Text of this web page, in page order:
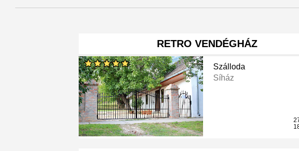
RETRO VENDÉGHÁZ
Szálloda
Síház